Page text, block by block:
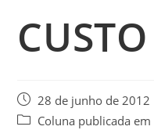
28 de junho de 2012
Coluna publicada